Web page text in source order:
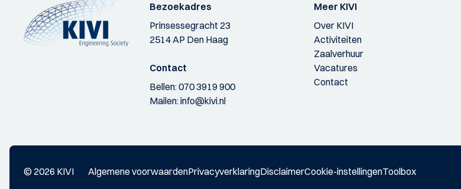
Bezoekadres
Prinsessegracht 23
2514 AP Den Haag
Contact
Bellen:070 3919 900
Mailen:info@kivi.nl
Meer KIVI
Over KIVI
Activiteiten
Zaalverhuur
Vacatures
Contact
© 2026 KIVI Algemene voorwaardenPrivacyverklaringDisclaimerCookie-instellingenToolbox